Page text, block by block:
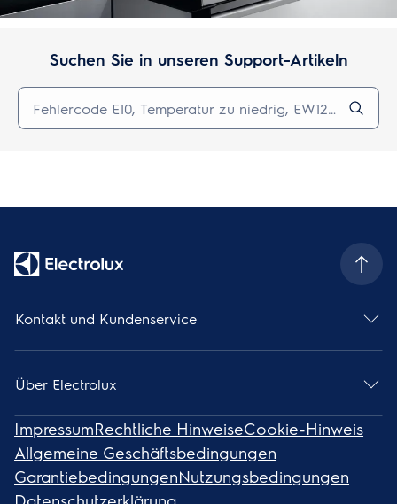
Suchen Sie in unseren Support-Artikeln
Kontakt und Kundenservice
Über Electrolux
ImpressumRechtliche HinweiseCookie-Hinweis
Allgemeine Geschäftsbedingungen
GarantiebedingungenNutzungsbedingungen